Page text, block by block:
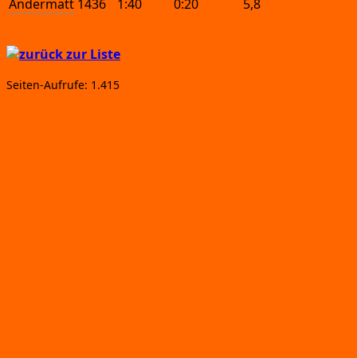
Andermatt 1436 1:40 0:20 5,8
Sei­ten-Auf­ru­fe: 1.415